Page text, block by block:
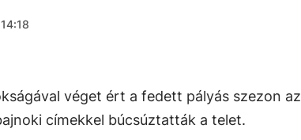
véget ért a fedett pályás szezon az
címekkel búcsúztatták a telet.